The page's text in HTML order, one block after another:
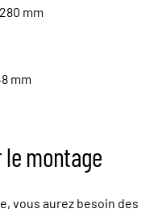
mm
mm
montage
vous aurez besoin des